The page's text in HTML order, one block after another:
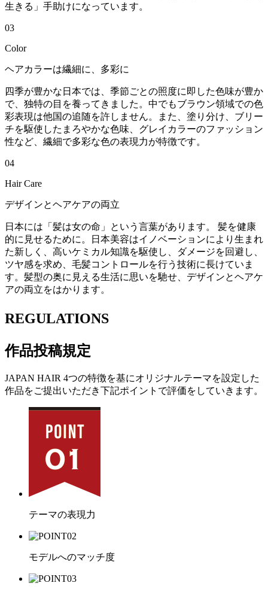
生きる」手助けになっています。
03
Color
ヘアカラーは繊細に、多彩に
四季が豊かな日本では、季節ごとの照度に即した色味が豊か
で、独特の目を養ってきました。中でもブラウン領域での色
彩表現は他国の追随を許しません。また、塗り分け、ブリー
チを駆使したまろやかな色味、グレイカラーのファッション
性など、繊細で多彩な色の表現力が特徴です。
04
Hair Care
デザインとヘアケアの両立
日本には「髪は女の命」という言葉があります。 髪を健康
的に見せるために。日本美容はイノベーションにより生まれ
た新しく、高いケミカル知識を駆使し、ダメージを回避し、
ツヤ感を求め、毛髪コントロールを行う技術に長けていま
す。髪型の奥に見える生活に思いを馳せ、デザインとヘアケ
アの両立をはかります。
REGULATIONS
作品投稿規定
JAPAN HAIR 4つの特徴を基にオリジナルテーマを設定した
作品をご提出いただき下記ポイントで評価をしていきます。
テーマの表現力
モデルへのマッチ度